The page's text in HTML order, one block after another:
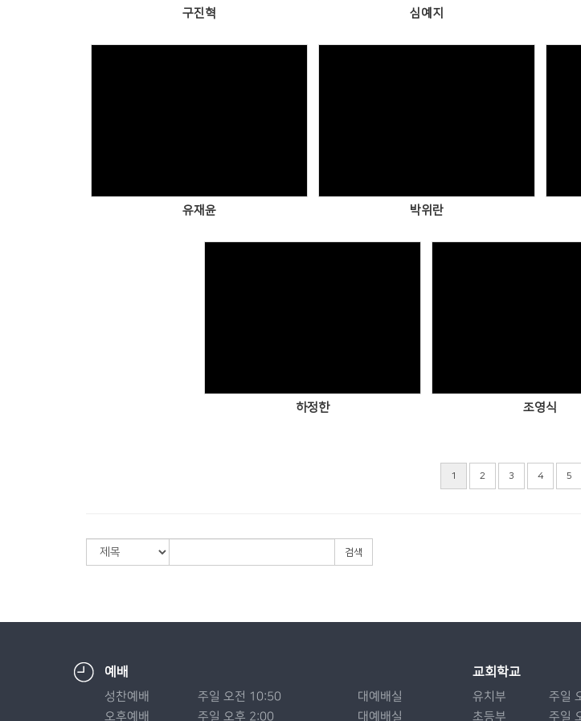
구진혁 심예지
유재윤 박위란
하정한 조영식
1 2 3 4 5
검색
예배
성찬예배 주일 오전 10:50
대예배실
오후예배
주일 오후 2:00 대예배실
교회학교
유치부 주일
초등부
주일